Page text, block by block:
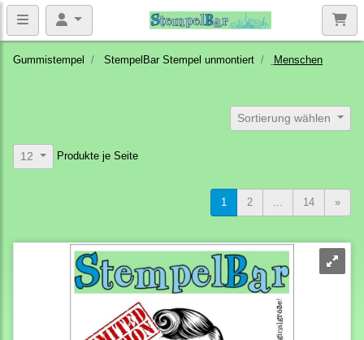
Gummistempel StempelBar Stempel unmontiert Menschen
Sortierung wählen
12 Produkte je Seite
1 2 ... 14 »